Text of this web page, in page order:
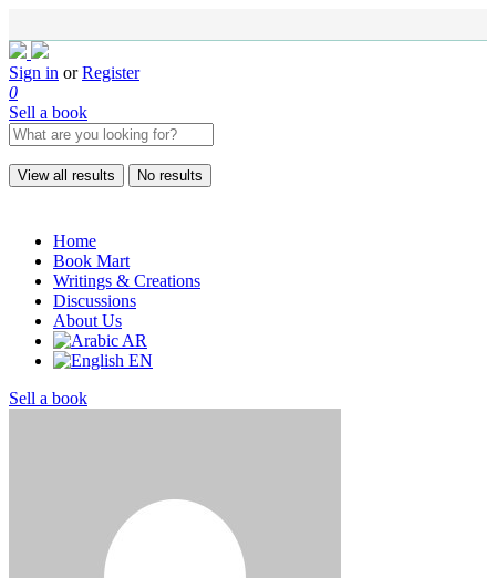
Sign in or Register
0
Sell a book
View all results No results
Home
Book Mart
Writings & Creations
Discussions
About Us
AR
EN
Sell a book